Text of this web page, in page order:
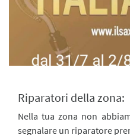
Riparatori della zona:
Nella tua zona non
segnalare un riparatore